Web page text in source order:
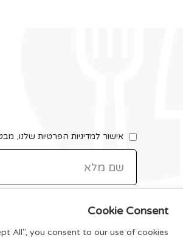
אישור למדיניות הפרטיות שלנו,
Cookie Consent
All", you consent to our use of cookies.